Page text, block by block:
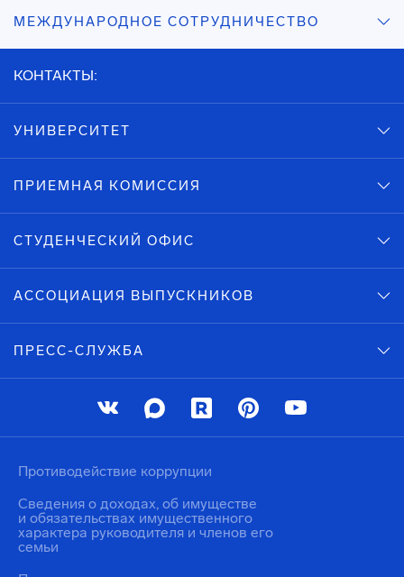
МЕЖДУНАРОДНОЕ СОТРУДНИЧЕСТВО
КОНТАКТЫ:
УНИВЕРСИТЕТ
ПРИЕМНАЯ КОМИССИЯ
СТУДЕНЧЕСКИЙ ОФИС
АССОЦИАЦИЯ ВЫПУСКНИКОВ
ПРЕСС-СЛУЖБА
Противодействие коррупции
Сведения о доходах, об имуществе
и обязательствах имущественного
характера руководителя и членов его
семьи